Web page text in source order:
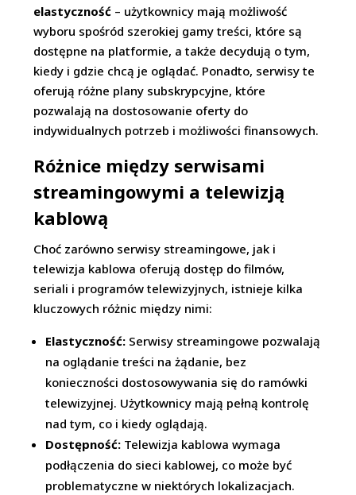
elastyczność – użytkownicy mają możliwość
wyboru spośród szerokiej gamy treści, które są
dostępne na platformie, a także decydują o tym,
kiedy i gdzie chcą je oglądać. Ponadto, serwisy te
oferują różne plany subskrypcyjne, które
pozwalają na dostosowanie oferty do
indywidualnych potrzeb i możliwości finansowych.
Różnice między serwisami
streamingowymi a telewizją
kablową
Choć zarówno serwisy streamingowe, jak i
telewizja kablowa oferują dostęp do filmów,
seriali i programów telewizyjnych, istnieje kilka
kluczowych różnic między nimi:
Elastyczność: Serwisy streamingowe pozwalają
na oglądanie treści na żądanie, bez
konieczności dostosowywania się do ramówki
telewizyjnej. Użytkownicy mają pełną kontrolę
nad tym, co i kiedy oglądają.
Dostępność: Telewizja kablowa wymaga
podłączenia do sieci kablowej, co może być
problematyczne w niektórych lokalizacjach.